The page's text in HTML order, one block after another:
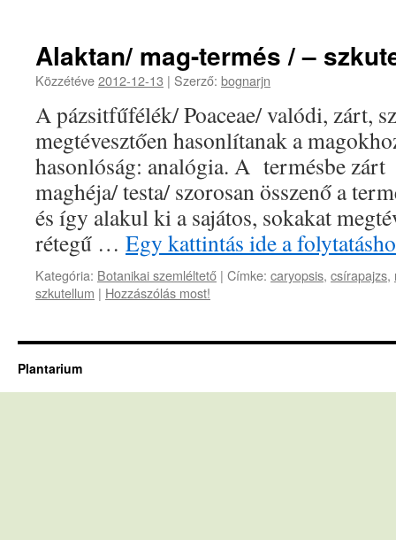
Alaktan/ mag-termés / –
Közzétéve2012-12-13 | Szerző: bognarjn
A pázsitfűfélék/ Poaceae/ valódi, zárt,
megtévesztően hasonlítanak a
hasonlóság: analógia. A termésbe
maghéja/ testa/ szorosan összenő a
és így alakul ki a sajátos, sokakat
rétegű … Egy kattintás ide a
Kategória: Botanikai szemléltető | Címke: caryopsis, csírapajzs,
szkutellum | Hozzászólás most!
Plantarium